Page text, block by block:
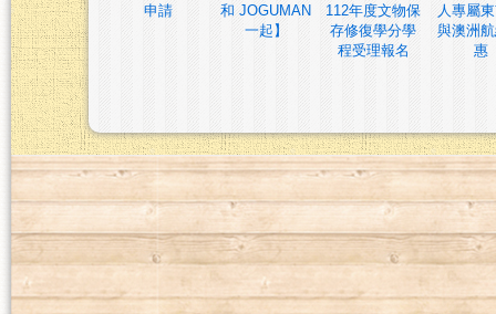
申請
和 JOGUMAN
一起】
112年度文物保
存修復學分學
程受理報名
人專屬
與澳洲
惠